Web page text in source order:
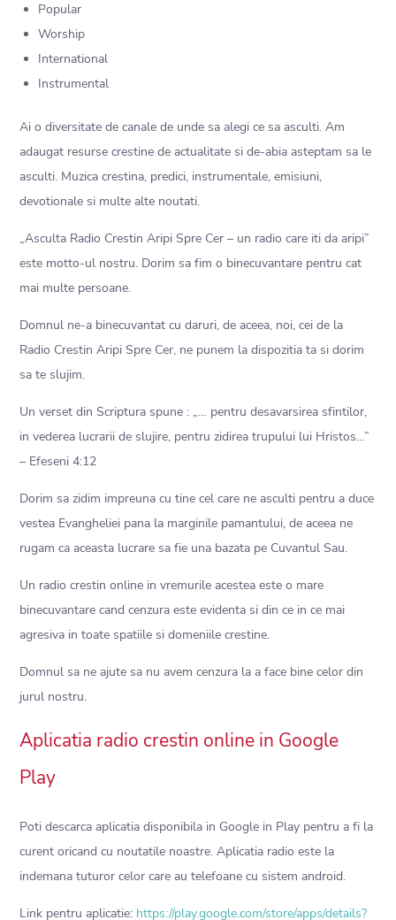
Popular
Worship
International
Instrumental
Ai o diversitate de canale de unde sa alegi ce sa asculti. Am
adaugat resurse crestine de actualitate si de-abia asteptam sa le
asculti. Muzica crestina, predici, instrumentale, emisiuni,
devotionale si multe alte noutati.
„Asculta Radio Crestin Aripi Spre Cer – un radio care iti da aripi”
este motto-ul nostru. Dorim sa fim o binecuvantare pentru cat
mai multe persoane.
Domnul ne-a binecuvantat cu daruri, de aceea, noi, cei de la
Radio Crestin Aripi Spre Cer, ne punem la dispozitia ta si dorim
sa te slujim.
Un verset din Scriptura spune : „… pentru desavarsirea sfintilor,
in vederea lucrarii de slujire, pentru zidirea trupului lui Hristos…”
– Efeseni 4:12
Dorim sa zidim impreuna cu tine cel care ne asculti pentru a duce
vestea Evangheliei pana la marginile pamantului, de aceea ne
rugam ca aceasta lucrare sa fie una bazata pe Cuvantul Sau.
Un radio crestin online in vremurile acestea este o mare
binecuvantare cand cenzura este evidenta si din ce in ce mai
agresiva in toate spatiile si domeniile crestine.
Domnul sa ne ajute sa nu avem cenzura la a face bine celor din
jurul nostru.
Aplicatia radio crestin online in Google
Play
Poti descarca aplicatia disponibila in Google in Play pentru a fi la
curent oricand cu noutatile noastre. Aplicatia radio este la
indemana tuturor celor care au telefoane cu sistem android.
Link pentru aplicatie: https://play.google.com/store/apps/details?